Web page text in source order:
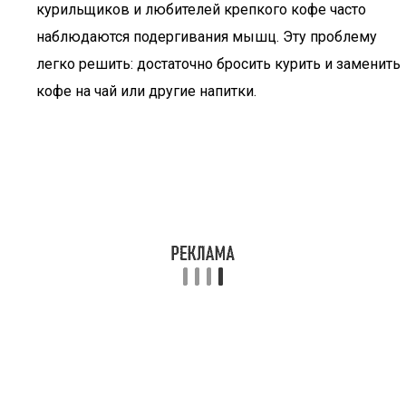
курильщиков и любителей крепкого кофе часто
наблюдаются подергивания мышц. Эту проблему
легко решить: достаточно бросить курить и заменить
кофе на чай или другие напитки.